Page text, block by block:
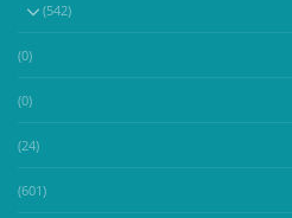
(542)
(0)
(0)
(24)
(601)